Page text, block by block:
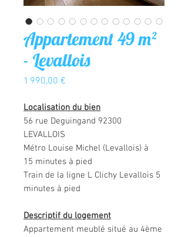
Appartement 49 m²
- Levallois
1 990,00 €
Localisation du bien
56 rue Deguingand 92300
LEVALLOIS
Métro Louise Michel (Levallois) à
15 minutes à pied
Train de la ligne L Clichy Levallois 5
minutes à pied
Descriptif du logement
Appartement meublé situé au 4ème